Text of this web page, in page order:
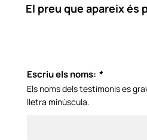
El preu que apareix és
Escriu els noms: *
Els noms dels testimonis es
lletra minúscula.